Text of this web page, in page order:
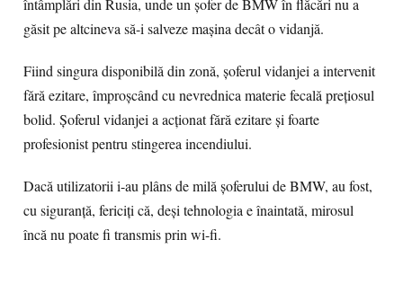
întâmplări din Rusia, unde un şofer de BMW în flăcări nu a
găsit pe altcineva să-i salveze maşina decât o vidanjă.
Fiind singura disponibilă din zonă, şoferul vidanjei a intervenit
fără ezitare, împroşcând cu nevrednica materie fecală preţiosul
bolid. Şoferul vidanjei a acţionat fără ezitare şi foarte
profesionist pentru stingerea incendiului.
Dacă utilizatorii i-au plâns de milă şoferului de BMW, au fost,
cu siguranţă, fericiţi că, deşi tehnologia e înaintată, mirosul
încă nu poate fi transmis prin wi-fi.